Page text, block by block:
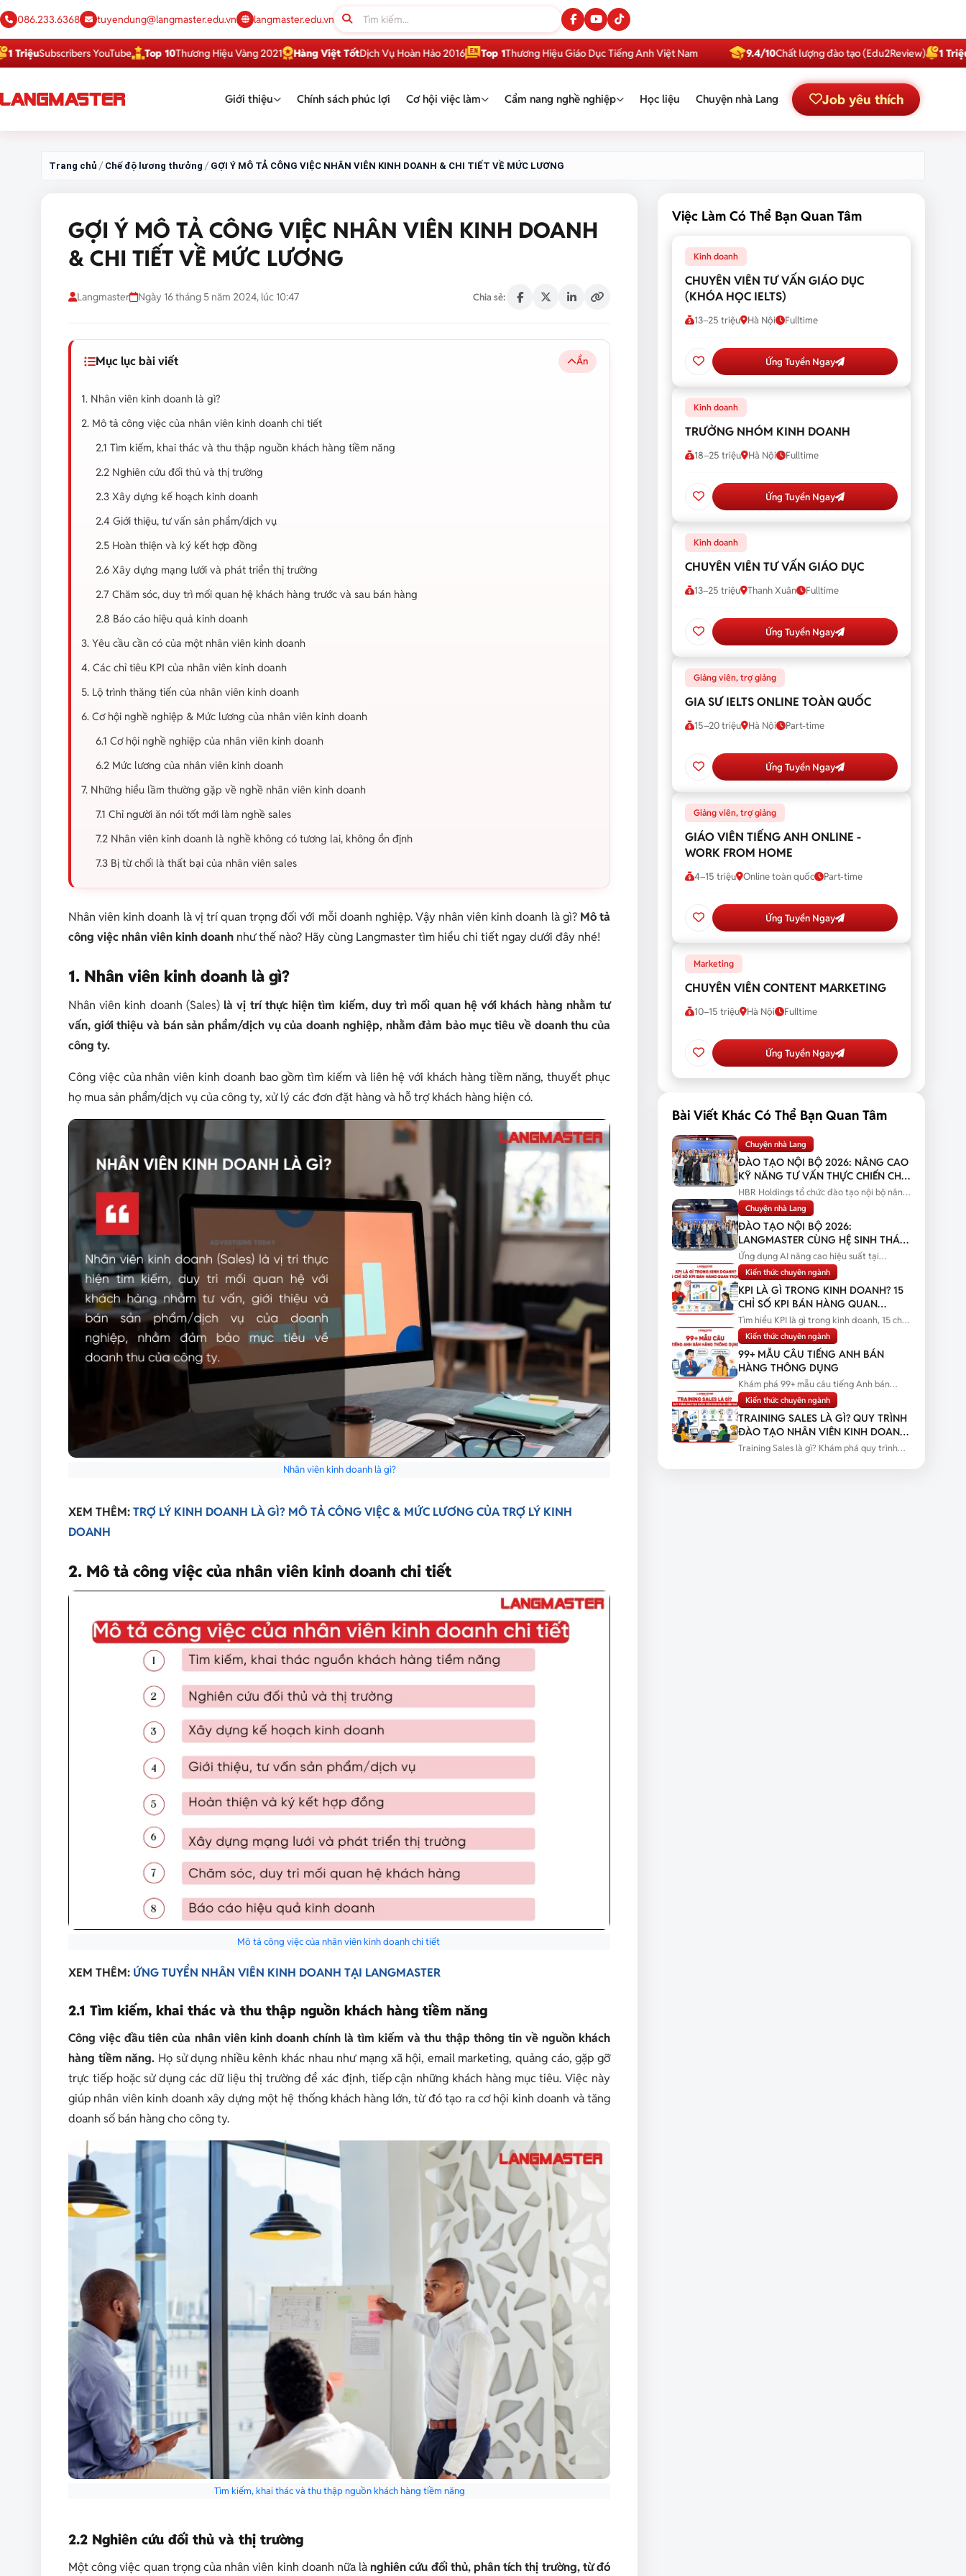
086.233.6368 tuyendung@langmaster.edu.vn langmaster.edu.vn
YouTube Top 10Thương Hiệu Vàng 2021 Hàng Việt TốtDịch Vụ Hoàn Hảo 2016 Top 1Thương Hiệu Giáo Dục Tiếng Anh Việt Nam Chất lượng đào tạo (Edu2Review) 1 Triệu
Giới thiệu Chính sách phúc lợi Cơ hội việc làm Cẩm nang nghề nghiệp Học liệu Chuyện nhà Lang Job yêu thích
Trang chủ / Chế độ lương thưởng / GỢI Ý MÔ TẢ CÔNG VIỆC NHÂN VIÊN KINH DOANH & CHI TIẾT VỀ MỨC LƯƠNG
GỢI Ý MÔ TẢ CÔNG VIỆC NHÂN VIÊN KINH DOANH
& CHI TIẾT VỀ MỨC LƯƠNG
Langmaster Ngày 16 tháng 5 năm 2024, lúc 10:47 Chia sẻ:
Mục lục bài viết Ẩn
1. Nhân viên kinh doanh là gì?
2. Mô tả công việc của nhân viên kinh doanh chi tiết
2.1 Tìm kiếm, khai thác và thu thập nguồn khách hàng tiềm năng
2.2 Nghiên cứu đối thủ và thị trường
2.3 Xây dựng kế hoạch kinh doanh
2.4 Giới thiệu, tư vấn sản phẩm/dịch vụ
2.5 Hoàn thiện và ký kết hợp đồng
2.6 Xây dựng mạng lưới và phát triển thị trường
2.7 Chăm sóc, duy trì mối quan hệ khách hàng trước và sau bán hàng
2.8 Báo cáo hiệu quả kinh doanh
3. Yêu cầu cần có của một nhân viên kinh doanh
4. Các chỉ tiêu KPI của nhân viên kinh doanh
5. Lộ trình thăng tiến của nhân viên kinh doanh
6. Cơ hội nghề nghiệp & Mức lương của nhân viên kinh doanh
6.1 Cơ hội nghề nghiệp của nhân viên kinh doanh
6.2 Mức lương của nhân viên kinh doanh
7. Những hiểu lầm thường gặp về nghề nhân viên kinh doanh
7.1 Chỉ người ăn nói tốt mới làm nghề sales
7.2 Nhân viên kinh doanh là nghề không có tương lai, không ổn định
7.3 Bị từ chối là thất bại của nhân viên sales
Nhân viên kinh doanh là vị trí quan trọng đối với mỗi doanh nghiệp. Vậy nhân viên kinh doanh là gì? Mô tả
công việc nhân viên kinh doanh như thế nào? Hãy cùng Langmaster tìm hiểu chi tiết ngay dưới đây nhé!
1. Nhân viên kinh doanh là gì?
Nhân viên kinh doanh (Sales)là vị trí thực hiện tìm kiếm, duy trì mối quan hệ với khách hàng nhằm tư
vấn, giới thiệu và bán sản phẩm/dịch vụ của doanh nghiệp, nhằm đảm bảo mục tiêu về doanh thu của
công ty.
Công việc của nhân viên kinh doanh bao gồm tìm kiếm và liên hệ với khách hàng tiềm năng, thuyết phục
họ mua sản phẩm/dịch vụ của công ty, xử lý các đơn đặt hàng và hỗ trợ khách hàng hiện có.
Nhân viên kinh doanh là gì?
XEM THÊM:TRỢ LÝ KINH DOANH LÀ GÌ? MÔ TẢ CÔNG VIỆC & MỨC LƯƠNG CỦA TRỢ LÝ KINH
DOANH
2. Mô tả công việc của nhân viên kinh doanh chi tiết
Mô tả công việc của nhân viên kinh doanh chi tiết
XEM THÊM: ỨNG TUYỂN NHÂN VIÊN KINH DOANH TẠI LANGMASTER
2.1 Tìm kiếm, khai thác và thu thập nguồn khách hàng tiềm năng
Công việc đầu tiên của nhân viên kinh doanh chính là tìm kiếm và thu thập thông tin về nguồn khách
hàng tiềm năng. Họ sử dụng nhiều kênh khác nhau như mạng xã hội, email marketing, quảng cáo, gặp gỡ
trực tiếp hoặc sử dụng các dữ liệu thị trường để xác định, tiếp cận những khách hàng mục tiêu. Việc này
giúp nhân viên kinh doanh xây dựng một hệ thống khách hàng lớn, từ đó tạo ra cơ hội kinh doanh và tăng
doanh số bán hàng cho công ty.
Tìm kiếm, khai thác và thu thập nguồn khách hàng tiềm năng
2.2 Nghiên cứu đối thủ và thị trường
Một công việc quan trọng của nhân viên kinh doanh nữa lànghiên cứu đối thủ, phân tích thị trường, từ đó
Việc Làm Có Thể Bạn Quan Tâm
Kinh doanh
CHUYÊN VIÊN TƯ VẤN GIÁO DỤC
(KHÓA HỌC IELTS)
13–25 triệu Hà Nội Fulltime
Ứng Tuyển Ngay
Kinh doanh
TRƯỞNG NHÓM KINH DOANH
18–25 triệu Hà Nội Fulltime
Ứng Tuyển Ngay
Kinh doanh
CHUYÊN VIÊN TƯ VẤN GIÁO DỤC
13–25 triệu Thanh Xuân Fulltime
Ứng Tuyển Ngay
Giảng viên, trợ giảng
GIA SƯ IELTS ONLINE TOÀN QUỐC
15–20 triệu Hà Nội Part-time
Ứng Tuyển Ngay
Giảng viên, trợ giảng
GIÁO VIÊN TIẾNG ANH ONLINE -
WORK FROM HOME
4–15 triệu Online toàn quốc Part-time
Ứng Tuyển Ngay
Marketing
CHUYÊN VIÊN CONTENT MARKETING
10–15 triệu Hà Nội Fulltime
Ứng Tuyển Ngay
Bài Viết Khác Có Thể Bạn Quan Tâm
Chuyện nhà Lang
ĐÀO TẠO NỘI BỘ 2026: NÂNG CAO
KỸ NĂNG TƯ VẤN THỰC CHIẾN CHO
ĐỘI NGŨ SALES
HBR Holdings tổ chức đào tạo nội bộ nâng
cao kỹ năng tư vấn thực chiến...
Chuyện nhà Lang
ĐÀO TẠO NỘI BỘ 2026:
LANGMASTER CÙNG HỆ SINH THÁI
HBR HOLDINGS NÂNG CAO NĂNG
LỰC ỨNG DỤNG AI
Ứng dụng AI nâng cao hiệu suất tại
Langmaster qua chương trình đào tạo...
Kiến thức chuyên ngành
KPI LÀ GÌ TRONG KINH DOANH? 15
CHỈ SỐ KPI BÁN HÀNG QUAN
TRỌNG
Tìm hiểu KPI là gì trong kinh doanh, 15 chỉ
số KPI bán hàng quan trọng...
Kiến thức chuyên ngành
99+ MẪU CÂU TIẾNG ANH BÁN
HÀNG THÔNG DỤNG
Khám phá 99+ mẫu câu tiếng Anh bán
hàng thông dụng kèm tình huống thực...
Kiến thức chuyên ngành
TRAINING SALES LÀ GÌ? QUY TRÌNH
ĐÀO TẠO NHÂN VIÊN KINH DOANH
HIỆU QUẢ
Training Sales là gì? Khám phá quy trình